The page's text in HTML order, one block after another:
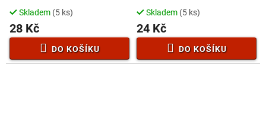
Skladem (5 ks)
28 Kč
DO KOŠÍKU
Skladem (5 ks)
24 Kč
DO KOŠÍKU